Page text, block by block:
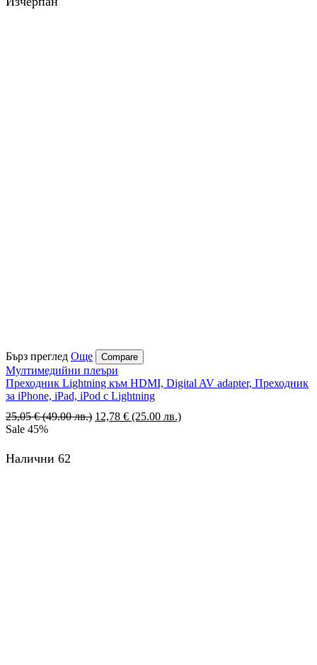
Бърз преглед Още Compare
Мултимедийни плеъри
Преходник Lightning към HDMI, Digital AV adapter, Преходник
за iPhone, iPad, iPod с Lightning
25,05€ (49.00 лв.) 12,78 € (25.00 лв.)
Sale 45%
Налични 62